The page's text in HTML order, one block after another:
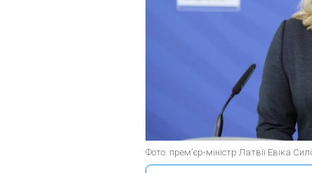
Фото: прем’єр-міністр Латвії Евіка